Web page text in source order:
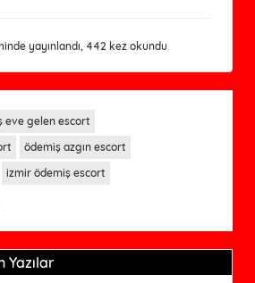
yayınlandı, 442 kez okundu
eve gelen escort
ödemiş azgın escort
izmir ödemiş escort
Yazılar